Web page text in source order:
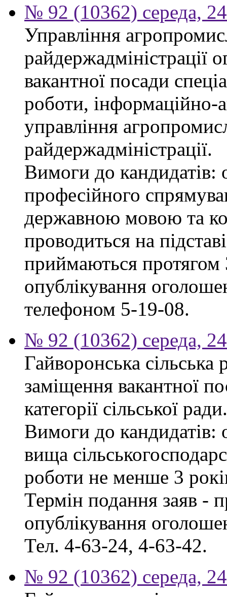
№ 92 (10362) середа,
Управління
райдержадміністрації
вакантної посади
роботи, інформаційно-
управління
райдержадміністрації.
Вимоги до кандидатів:
професійного
державною мовою та
проводиться на
приймаються протягом
опублікування
телефоном 5-19-08.
№ 92 (10362) середа,
Гайворонська
заміщення вакантної
категорії сільської ради.
Вимоги до кандидатів:
вища
роботи не менше 3
Термін подання заяв -
опублікування
Тел. 4-63-24, 4-63-42.
№ 92 (10362) середа,